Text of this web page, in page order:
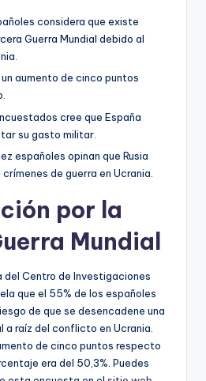
considera que existe
Guerra Mundial debido al
aumento de cinco puntos
cree que España
su gasto militar.
españoles opinan que Rusia
de guerra en Ucrania.
por la
Mundial
Centro de Investigaciones
que el 55% de los españoles
de que se desencadene una
a raíz del conflicto en Ucrania.
de cinco puntos respecto
era del 50,3%. Puedes